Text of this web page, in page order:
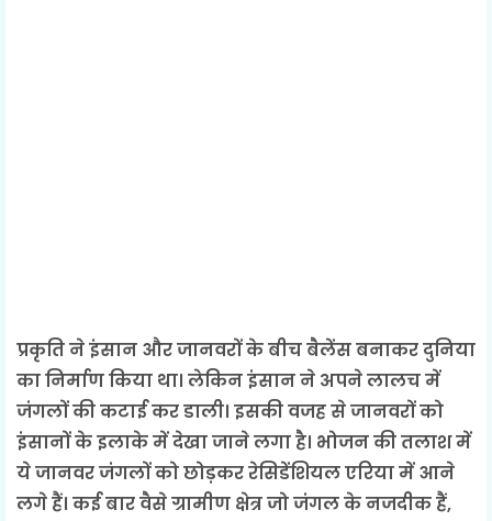
प्रकृति ने इंसान और जानवरों के बीच बैलेंस बनाकर दुनिया
का निर्माण किया था। लेकिन इंसान ने अपने लालच में
जंगलों की कटाई कर डाली। इसकी वजह से जानवरों को
इंसानों के इलाके में देखा जाने लगा है। भोजन की तलाश में
ये जानवर जंगलों को छोड़कर रेसिडेंशियल एरिया में आने
लगे हैं। कई बार वैसे ग्रामीण क्षेत्र जो जंगल के नजदीक हैं,